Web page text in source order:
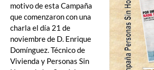
motivo de esta Campaña
que comenzaron con una
charla el día 21 de
noviembre de D. Enrique
Domínguez. Técnico de
Vivienda y Personas Sin